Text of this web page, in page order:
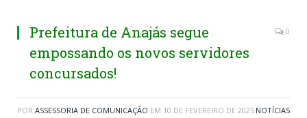
Prefeitura de Anajás segue
empossando os novos servidores
concursados!
0
POR ASSESSORIA DE COMUNICAÇÃO EM 10 DE FEVEREIRO DE 2025 NOTÍCIAS